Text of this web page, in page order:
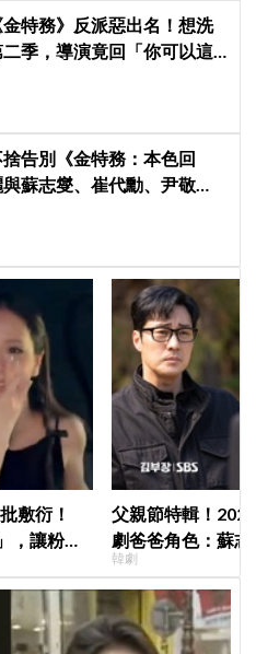
特務》反派惡出名！想洗
季，導演竟回「你可以這
告別《金特務：本色回
蘇志燮、崔代勳、尹敬
敷衍！
，讓粉絲
父親節特輯！
劇爸爸角色：蘇
命都可以不要
韓劇